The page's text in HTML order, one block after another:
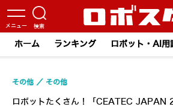
ホーム ランキング ロボット・AI用
ロボットたくさん！「CEATEC JAPAN
その他 その他